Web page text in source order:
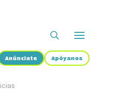
Anúnciate Apóyanos